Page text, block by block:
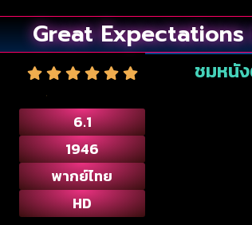
Great Expectations
6.1
1946
พากย์ไทย
HD
ชมหนั